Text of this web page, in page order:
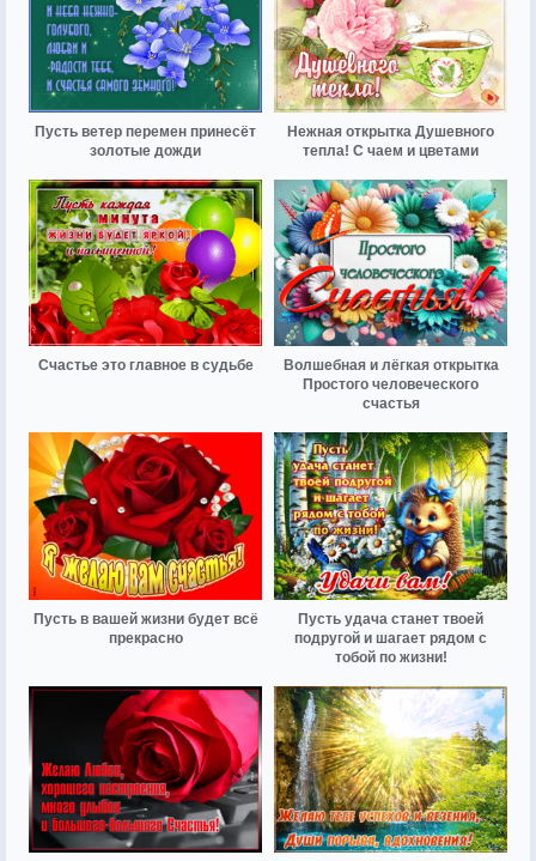
Пусть ветер перемен принесёт
золотые дожди
Нежная открытка Душевного
тепла! С чаем и цветами
Счастье это главное в судьбе
Волшебная и лёгкая открытка
Простого человеческого
счастья
Пусть в вашей жизни будет всё
прекрасно
Пусть удача станет твоей
подругой и шагает рядом с
тобой по жизни!